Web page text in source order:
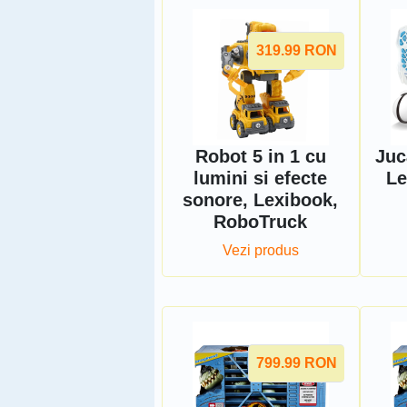
319.99 RON
Robot 5 in 1 cu
lumini si efecte
sonore, Lexibook,
RoboTruck
Vezi produs
799.99 RON